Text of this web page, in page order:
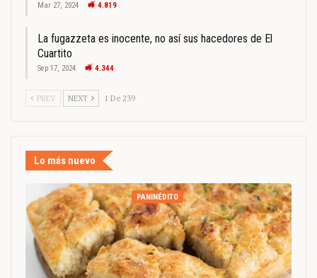
Mar 27, 2024 4.819
La fugazzeta es inocente, no así sus hacedores de El
Cuartito
Sep 17, 2024 4.344
PREV NEXT 1 De 239
Lo más nuevo
PANINÉDITO